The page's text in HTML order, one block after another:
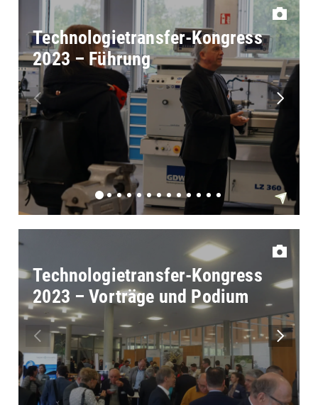
Technologietransfer-Kongress
2023 – Führung
Technologietransfer-Kongress
2023 – Vorträge und Podium